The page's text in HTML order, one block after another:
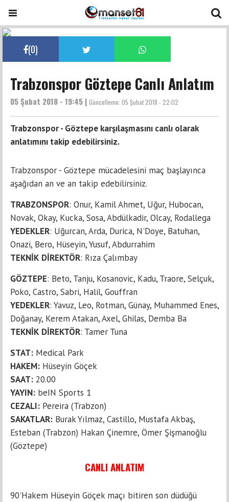
(0)
Trabzonspor Göztepe Canlı Anlatım
05 Şubat 2018 - 19:45 | Güncelleme: 05 Şubat 2018 - 22:02
Trabzonspor - Göztepe karşılaşmasını canlı olarak
anlatımını takip edebilirsiniz.
Trabzonspor - Göztepe mücadelesini maç başlayınca
aşağıdan an ve an takip edebilirsiniz.
TRABZONSPOR: Onur, Kamil Ahmet, Uğur, Hubocan,
Novak, Okay, Kucka, Sosa, Abdülkadir, Olcay, Rodallega
YEDEKLER: Uğurcan, Arda, Durica, N'Doye, Batuhan,
Onazi, Bero, Hüseyin, Yusuf, Abdurrahim
TEKNİK DİREKTÖR: Rıza Çalımbay
GÖZTEPE: Beto, Tanju, Kosanovic, Kadu, Traore, Selçuk,
Poko, Castro, Sabri, Halil, Gouffran
YEDEKLER: Yavuz, Leo, Rotman, Günay, Muhammed Enes,
Doğanay, Kerem Atakan, Axel, Ghilas, Demba Ba
TEKNİK DİREKTÖR: Tamer Tuna
STAT: Medical Park
HAKEM: Hüseyin Göçek
SAAT: 20.00
YAYIN: beIN Sports 1
CEZALI: Pereira (Trabzon)
SAKATLAR: Burak Yılmaz, Castillo, Mustafa Akbaş,
Esteban (Trabzon) Hakan Çinemre, Ömer Şişmanoğlu
(Göztepe)
CANLI ANLATIM
90'Hakem Hüseyin Göçek maçı bitiren son düdüğü